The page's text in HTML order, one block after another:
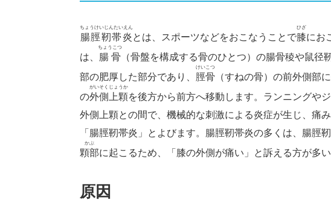
腸脛靭帯炎
ちょうけいじんたいえん
とは、スポーツなどをおこなうことで膝
ひざ
にお
は、 腸骨
ちょうこつ
（骨盤を構成する骨のひとつ）の腸骨稜や鼠
部の肥厚した部分であり、 脛骨
けいこつ
（すねの骨）の前外側部
の外側上顆
がいそくじょうか
を後方から前方へ移動します。ランニングや
外側上顆との間で、機械的な刺激による炎症が生じ、痛
「腸脛靭帯炎」とよびます。腸脛靭帯炎の多くは、腸脛
顆部
かぶ
に起こるため、「膝の外側が痛い」と訴える方が多い
原因